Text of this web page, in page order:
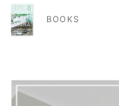
BOOKS